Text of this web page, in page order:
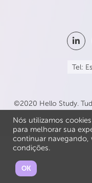
©2020 Hello Study.
Nós utilizamos
para melhorar sua
continuar navegando,
condições.
OK